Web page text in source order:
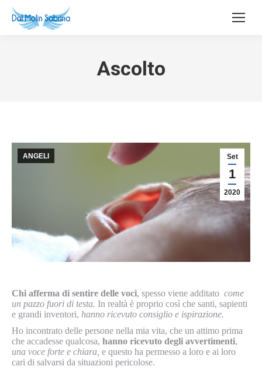
Ascolto
Set
1
2020
ANGELI
Chi afferma di sentire delle voci, spesso viene additato come
un pazzo fuori di testa. In realtà è proprio così che santi, sapienti
e grandi inventori, hanno ricevuto consiglio e ispirazione.
Ho incontrato delle persone nella mia vita, che un attimo prima
che accadesse qualcosa, hanno ricevuto degli avvertimenti,
una voce forte e chiara, e questo ha permesso a loro e ai loro
cari di salvarsi da situazioni pericolose.